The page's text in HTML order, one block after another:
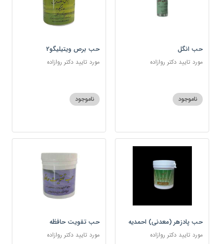
حب انگل
مورد تایید دکتر روازاده
ناموجود
حب برص ویتیلیگو2
مورد تایید دکتر روازاده
ناموجود
حب پادزهر (معدنی) احمدیه
مورد تایید دکتر روازاده
حب تقویت حافظه
مورد تایید دکتر روازاده